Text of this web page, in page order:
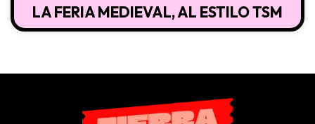
LA FERIA MEDIEVAL, AL ESTILO TSM